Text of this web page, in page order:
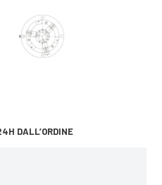
DALL’ORDINE